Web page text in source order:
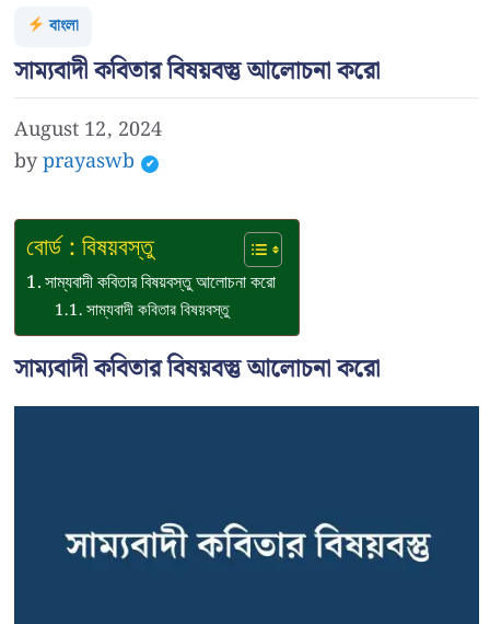
বাংলা
সাম্যবাদী কবিতার বিষয়বস্তু আলোচনা করো
August 12, 2024
byprayaswb
বোর্ড : বিষয়বস্তু
সাম্যবাদী কবিতার বিষয়বস্তু আলোচনা করো
সাম্যবাদী কবিতার বিষয়বস্তু
সাম্যবাদী কবিতার বিষয়বস্তু আলোচনা করো